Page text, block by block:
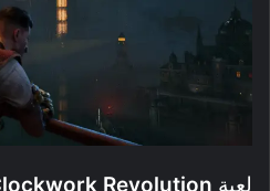
لعبة Revolution